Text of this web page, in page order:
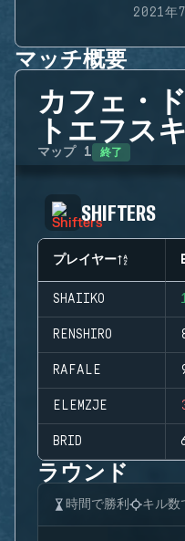
2021年
マッチ概要
カフェ・
トエフス
マップ 1 終了
SHIFTERS
プレイヤー
SHAIIKO
RENSHIRO
RAFALE
ELEMZJE
BRID
ラウンド
時間で勝利 キル数